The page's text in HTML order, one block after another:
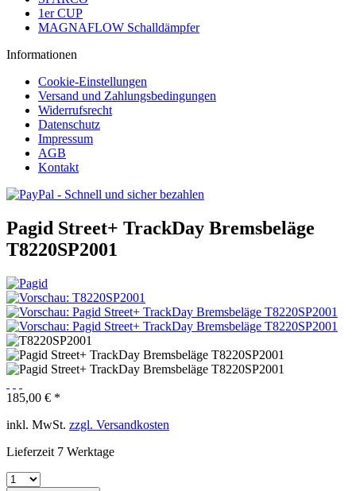
1er CUP
MAGNAFLOW Schalldämpfer
Informationen
Cookie-Einstellungen
Versand und Zahlungsbedingungen
Widerrufsrecht
Datenschutz
Impressum
AGB
Kontakt
Pagid Street+ TrackDay Bremsbeläge
T8220SP2001
185,00 € *
inkl. MwSt. zzgl. Versandkosten
Lieferzeit 7 Werktage